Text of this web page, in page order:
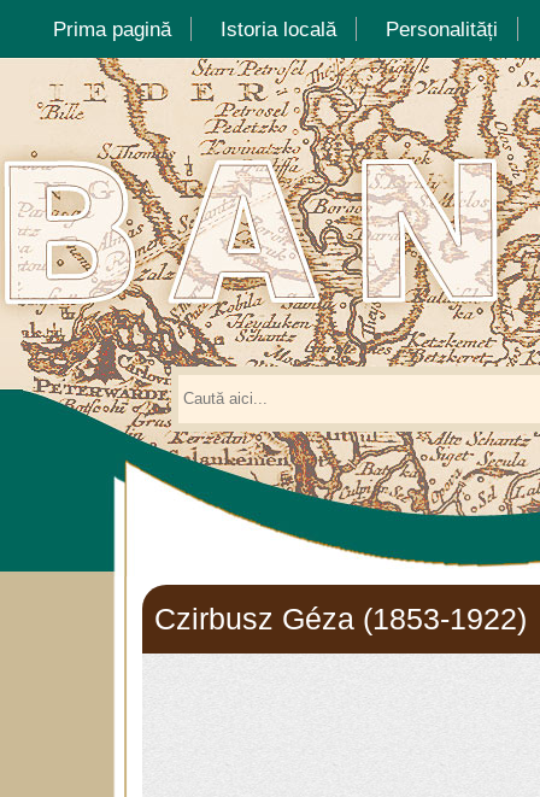
Prima pagină Istoria locală Personalități
Czirbusz Géza (1853-1922)